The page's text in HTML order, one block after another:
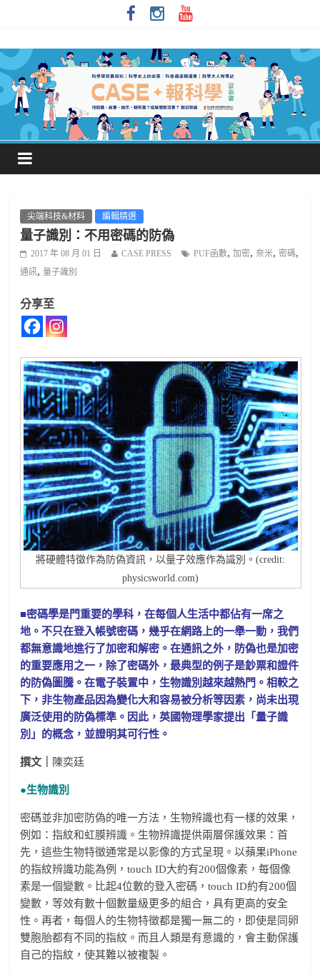
尖端科技&材料 編輯精選
量子識別：不用密碼的防偽
2017 年 08 月 01 日 CASE PRESS PUF函數,加密, 奈米,密碼,
通訊,量子識別
分享至
將硬體特徵作為防偽資訊，以量子效應作為識別。(credit:
physicsworld.com)
■密碼學是門重要的學科，在每個人生活中都佔有一席之
地。不只在登入帳號密碼，幾乎在網路上的一舉一動，我們
都無意識地進行了加密和解密。在通訊之外，防偽也是加密
的重要應用之一，除了密碼外，最典型的例子是鈔票和證件
的防偽圖騰。在電子裝置中，生物識別越來越熱門。相較之
下，非生物產品因為變化大和容易被分析等因素，尚未出現
廣泛使用的防偽標準。因此，英國物理學家提出「量子識
別」的概念，並證明其可行性。
撰文｜ 陳奕廷
●生物識別
密碼並非加密防偽的唯一方法，生物辨識也有一樣的效果，
例如：指紋和虹膜辨識。生物辨識提供兩層保護效果：首
先，這些生物特徵通常是以影像的方式呈現。以蘋果iPhone
的指紋辨識功能為例，touch ID大約有200個像素，每個像
素是一個變數。比起4位數的登入密碼，touch ID約有200個
變數，等效有數十個數量級更多的組合，具有更高的安全
性。再者，每個人的生物特徵都是獨一無二的，即使是同卵
雙胞胎都有不同的指紋。而且人類是有意識的，會主動保護
自己的指紋，使其難以被複製。